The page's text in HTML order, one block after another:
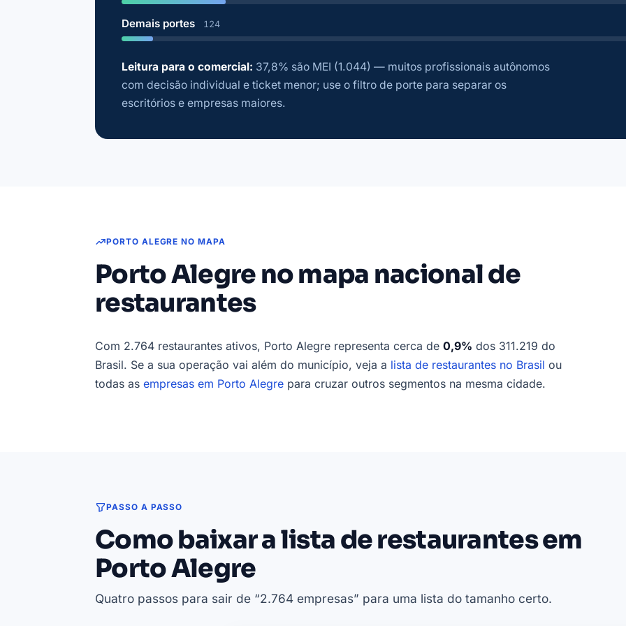
Demais portes 124
Leitura para o comercial: 37,8% são MEI (1.044) — muitos profissionais autônomos
com decisão individual e ticket menor; use o filtro de porte para separar os
escritórios e empresas maiores.
PORTO ALEGRE NO MAPA
Porto Alegre no mapa nacional de
restaurantes
Com 2.764 restaurantes ativos, Porto Alegre representa cerca de 0,9% dos 311.219 do
Brasil. Se a sua operação vai além do município, veja a lista de restaurantes no Brasil ou
todas as empresas em Porto Alegre para cruzar outros segmentos na mesma cidade.
PASSO A PASSO
Como baixar a lista de restaurantes em
Porto Alegre
Quatro passos para sair de “2.764 empresas” para uma lista do tamanho certo.